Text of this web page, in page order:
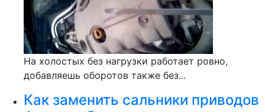
На холостых без нагрузки работает ровно,
добавляешь оборотов также без...
Как заменить сальники приводов